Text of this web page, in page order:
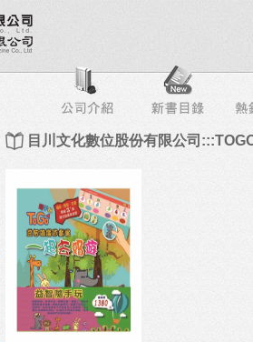
書店專區 目錄下載 會員服務
目川文化數位股份有限公司